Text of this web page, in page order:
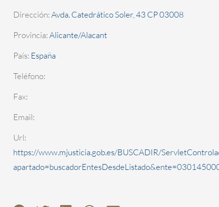
Dirección:Avda. Catedrático Soler, 43 CP 03008
Provincia:Alicante/Alacant
País: España
Teléfono:
Fax:
Email:
Url:
https://www.mjusticia.gob.es/BUSCADIR/